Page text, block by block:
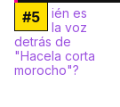
#5